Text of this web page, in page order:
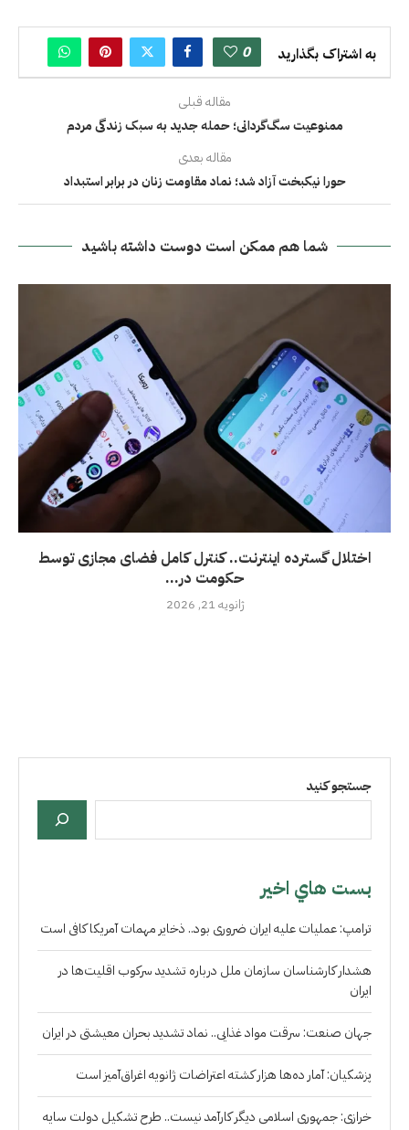
به اشتراک بگذارید 0
مقاله قبلی
ممنوعیت سگ‌گردانی؛ حمله جدید به سبک زندگی مردم
مقاله بعدی
حورا نیکبخت آزاد شد؛ نماد مقاومت زنان در برابر استبداد
شما هم ممکن است دوست داشته باشید
اختلال گسترده اینترنت.. کنترل کامل فضای مجازی توسط
حكومت در...
ژانویه 21, 2026
جستجو کنید
بست هاي اخير
ترامپ: عملیات علیه ایران ضروری بود.. ذخایر مهمات آمریکا کافی است
هشدار کارشناسان سازمان ملل درباره تشدید سرکوب اقلیت‌ها در
ایران
جهان صنعت: سرقت مواد غذایی.. نماد تشدید بحران معیشتی در ایران
پزشکیان: آمار ده‌ها هزار کشته اعتراضات ژانویه اغراق‌آمیز است
خرازی: جمهوری اسلامی دیگر کارآمد نیست.. طرح تشکیل دولت سایه